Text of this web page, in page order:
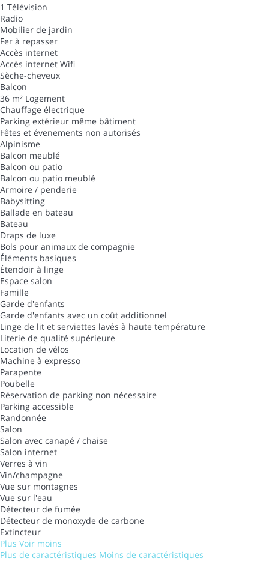
1 Télévision
Radio
Mobilier de jardin
Fer à repasser
Accès internet
Accès internet Wifi
Sèche-cheveux
Balcon
36 m² Logement
Chauffage électrique
Parking extérieur même bâtiment
Fêtes et évenements non autorisés
Alpinisme
Balcon meublé
Balcon ou patio
Balcon ou patio meublé
Armoire / penderie
Babysitting
Ballade en bateau
Bateau
Draps de luxe
Bols pour animaux de compagnie
Éléments basiques
Étendoir à linge
Espace salon
Famille
Garde d'enfants
Garde d'enfants avec un coût additionnel
Linge de lit et serviettes lavés à haute température
Literie de qualité supérieure
Location de vélos
Machine à expresso
Parapente
Poubelle
Réservation de parking non nécessaire
Parking accessible
Randonnée
Salon
Salon avec canapé / chaise
Salon internet
Verres à vin
Vin/champagne
Vue sur montagnes
Vue sur l'eau
Détecteur de fumée
Détecteur de monoxyde de carbone
Extincteur
Plus Voir moins
Plus de caractéristiques Moins de caractéristiques